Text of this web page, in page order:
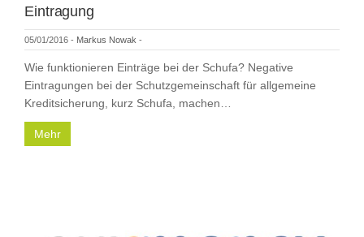
Eintragung
05/01/2016 - Markus Nowak -
Wie funktionieren Einträge bei der Schufa? Negative
Eintragungen bei der Schutzgemeinschaft für allgemeine
Kreditsicherung, kurz Schufa, machen…
Mehr